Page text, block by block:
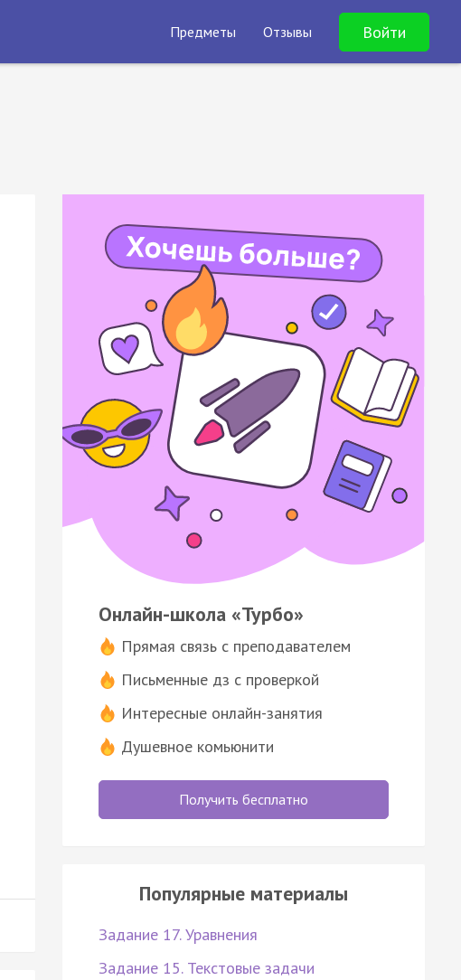
Предметы Отзывы Войти
Онлайн-школа «Турбо»
Прямая связь с преподавателем
Письменные дз с проверкой
Интересные онлайн-занятия
Душевное комьюнити
Получить бесплатно
Популярные материалы
Задание 17. Уравнения
Задание 15. Текстовые задачи